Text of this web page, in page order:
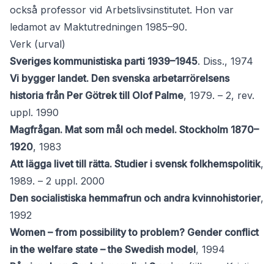
också professor vid Arbetslivsinstitutet. Hon var
ledamot av Maktutredningen 1985–90.
Verk (urval)
Sveriges kommunistiska parti 1939–1945. Diss., 1974
Vi bygger landet. Den svenska arbetarrörelsens
historia från Per Götrek till Olof Palme, 1979. – 2, rev.
uppl. 1990
Magfrågan. Mat som mål och medel. Stockholm 1870–
1920, 1983
Att lägga livet till rätta. Studier i svensk folkhemspolitik,
1989. – 2 uppl. 2000
Den socialistiska hemmafrun och andra kvinnohistorier,
1992
Women – from possibility to problem? Gender conflict
in the welfare state – the Swedish model, 1994